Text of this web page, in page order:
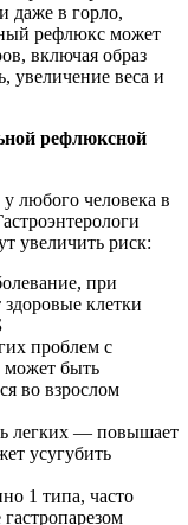
даже в горло,
рефлюкс может
включая образ
увеличение веса и
рефлюксной
любого человека в
увеличить риск:
при
клетки
проблем с
быть
во взрослом
легких — повышает
усугубить
1 типа, часто